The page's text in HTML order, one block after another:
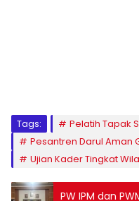
Tags:
Pelatih Tapak
Pesantren Darul Aman
Ujian Kader Tingkat
PW IPM dan